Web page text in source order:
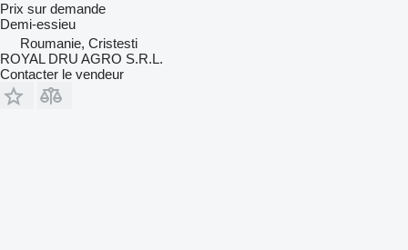
Prix sur demande
Demi-essieu
Roumanie, Cristesti
ROYAL DRU AGRO S.R.L.
Contacter le vendeur